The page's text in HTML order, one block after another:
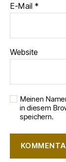
E-Mail *
Website
Meinen
in diesem
speichern.